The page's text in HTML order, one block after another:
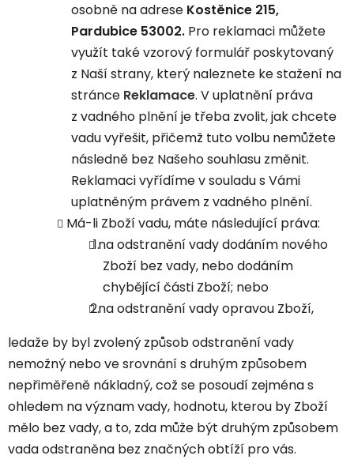
osobně na adrese Kostěnice 215,
Pardubice 53002. Pro reklamaci můžete
využít také vzorový formulář poskytovaný
z Naší strany, který naleznete ke stažení na
stránce Reklamace. V uplatnění práva
z vadného plnění je třeba zvolit, jak chcete
vadu vyřešit, přičemž tuto volbu nemůžete
následně bez Našeho souhlasu změnit.
Reklamaci vyřídíme v souladu s Vámi
uplatněným právem z vadného plnění.
Má-li Zboží vadu, máte následující práva:
na odstranění vady dodáním nového
Zboží bez vady, nebo dodáním
chybějící části Zboží; nebo
na odstranění vady opravou Zboží,
ledaže by byl zvolený způsob odstranění vady
nemožný nebo ve srovnání s druhým způsobem
nepřiměřeně nákladný, což se posoudí zejména s
ohledem na význam vady, hodnotu, kterou by Zboží
mělo bez vady, a to, zda může být druhým způsobem
vada odstraněna bez značných obtíží pro vás.